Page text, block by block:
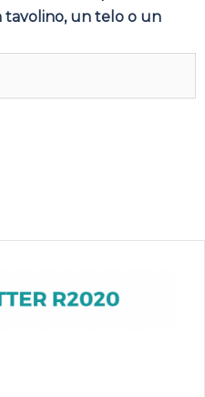
tavolino, un telo o un